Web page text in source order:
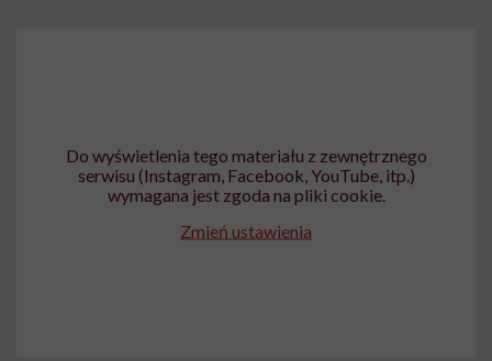
Do wyświetlenia tego materiału z zewnętrznego
serwisu (Instagram, Facebook, YouTube, itp.)
wymagana jest zgoda na pliki cookie.
Zmień ustawienia